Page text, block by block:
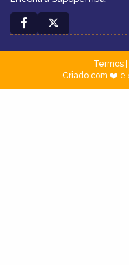
Termos|
Criado com ❤️ e